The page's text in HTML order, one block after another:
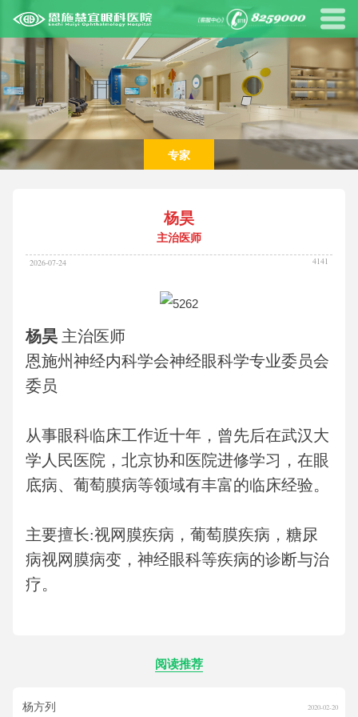
专家
杨昊
主治医师
2026-07-24 4141
杨昊 主治医师
恩施州神经内科学会神经眼科学专业委员会
委员
从事眼科临床工作近十年，曾先后在武汉大
学人民医院，北京协和医院进修学习，在眼
底病、葡萄膜病等领域有丰富的临床经验。
主要擅长:视网膜疾病，葡萄膜疾病，糖尿
病视网膜病变，神经眼科等疾病的诊断与治
疗。
阅读推荐
杨方列 2020-02-20